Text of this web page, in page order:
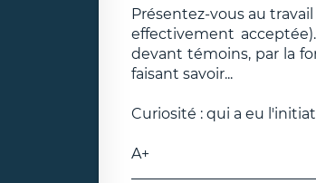
Présentez-vous au
effectivement
devant témoins, par la
faisant savoir...
Curiosité : qui a eu
A+